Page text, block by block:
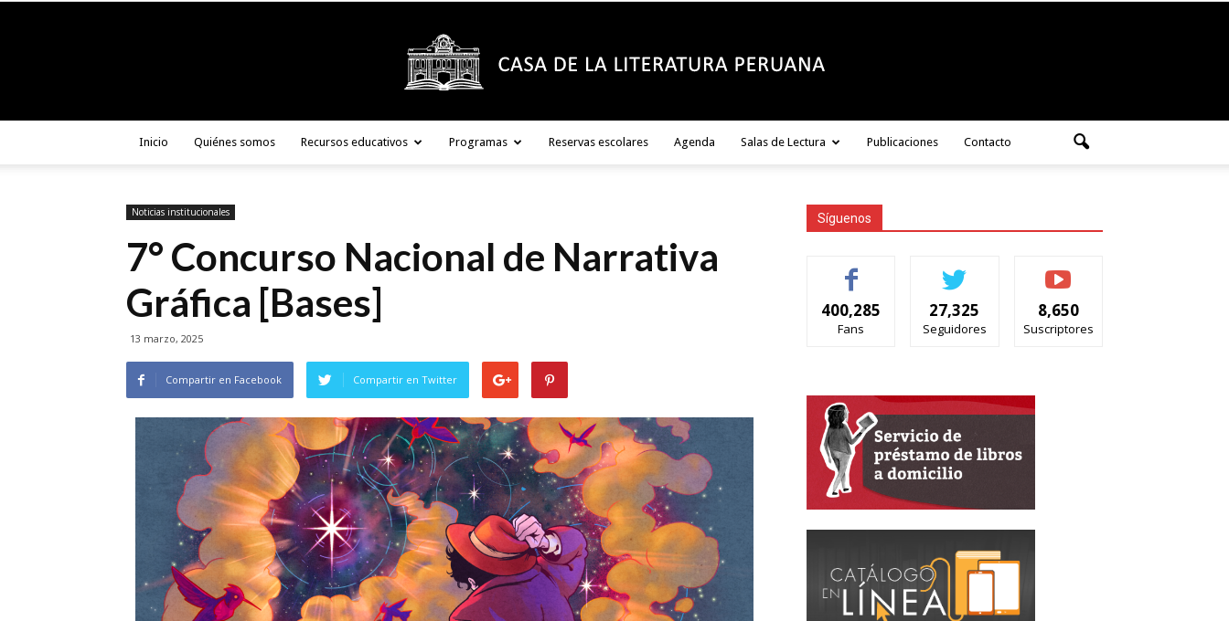
de
Literatura
Inicio Quiénes somos Recursos educativos Programas Reservas escolares Agenda Salas de Lectura Publicaciones Contacto
Noticias institucionales
7° Concurso Nacional de Narrativa
Gráfica [Bases]
13 marzo, 2025
Compartir en Facebook Compartir en Twitter
Síguenos
400,285
Fans
27,325
Seguidores
8,650
Suscriptores